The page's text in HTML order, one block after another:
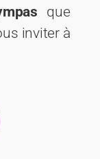
que
inviter à